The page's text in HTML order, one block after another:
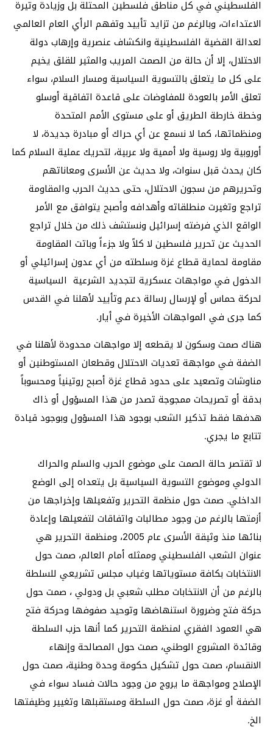
الفلسطيني في كل مناطق فلسطين المحتلة بل وزيادة وتيرة
الاعتداءات، وبالرغم من تزايد تأييد وتفهم الرأي العام العالمي
لعدالة القضية الفلسطينية وانكشاف عنصرية وإرهاب دولة
الاحتلال، إلا أن حالة من الصمت المريب والمثير للقلق يخيم
على كل ما يتعلق بالتسوية السياسية ومسار السلام، سواء
تعلق الأمر بالعودة للمفاوضات على قاعدة اتفاقية أوسلو
وخطة خارطة الطريق أو على مستوى الأمم المتحدة
ومنظماتها، كما لا نسمع عن أي حراك أو مبادرة جديدة، لا
أوروبية ولا روسية ولا أممية ولا عربية، لتحريك عملية السلام كما
كان يحدث قبل سنوات، ولا حديث عن الأسرى ومعاناتهم
وتحريرهم من سجون الاحتلال، حتى حديث الحرب والمقاومة
تراجع وتغيرت منطلقاته وأهدافه وأصبح يتوافق مع الأمر
الواقع الذي فرضته إسرائيل ونستشف ذلك من خلال تراجع
الحديث عن تحرير فلسطين لا كلاً ولا جزءاً وباتت المقاومة
مقاومة لحماية قطاع غزة وسلطته من أي عدون إسرائيلي أو
الدخول في مواجهات عسكرية لتجديد الشرعية السياسية
لحركة حماس أو لإرسال رسالة دعم وتأييد لأهلنا في القدس
كما جرى في المواجهات الأخيرة في أيار.
هناك صمت وسكون لا يقطعه إلا مواجهات محدودة لأهلنا في
الضفة في مواجهة تعديات الاحتلال وقطعان المستوطنين أو
مناوشات وتصعيد على حدود قطاع غزة أصبح روتينياً ومحسوباً
بدقة أو تصريحات ممجوجة تصدر من هذا المسؤول أو ذاك
هدفها فقط تذكير الشعب بوجود هذا المسؤول وبوجود قيادة
تتابع ما يجري.
لا تقتصر حالة الصمت على موضوع الحرب والسلم والحراك
الدولي وموضوع التسوية السياسية بل يتعداه إلى الوضع
الداخلي. صمت حول منظمة التحرير وتفعيلها وإخراجها من
أزمتها بالرغم من وجود مطالبات واتفاقات لتفعيلها وإعادة
بنائها منذ وثيقة الأسرى عام 2005، ومنظمة التحرير هي
عنوان الشعب الفلسطيني وممثله أمام العالم، صمت حول
الانتخابات بكافة مستوياتها وغياب مجلس تشريعي للسلطة
بالرغم من أن الانتخابات مطلب شعبي بل ودولي ، صمت حول
حركة فتح وضرورة استنهاضها وتوحيد صفوفها وحركة فتح
هي العمود الفقري لمنظمة التحرير كما أنها حزب السلطة
وقائدة المشروع الوطني، صمت حول المصالحة وإنهاء
الانقسام، صمت حول تشكيل حكومة وحدة وطنية، صمت حول
الإصلاح ومواجهة ما يروج من وجود حالات فساد سواء في
الضفة أو غزة، صمت حول السلطة ومستقبلها وتغيير وظيفتها
الخ.